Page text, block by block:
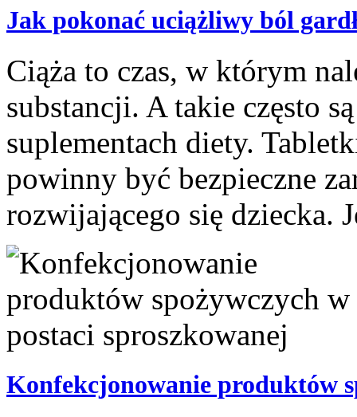
Jak pokonać uciążliwy ból
Ciąża to czas, w którym
substancji. A takie często
suplementach diety.
powinny być bezpieczne
rozwijającego się dziecka.
Konfekcjonowanie produktów